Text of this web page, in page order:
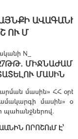
ԱՎԱԳԱՆԻ
ՈՒ Մ
N_
ՄԱՍԻՆ
մասին» ՀՀ
մասին»
պահանջներով.
ՈՐՈՇՈւՄ Է՝